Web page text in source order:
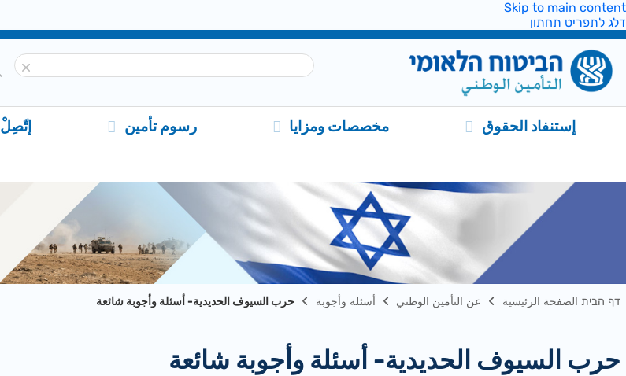
Skip to main content
דלג לתפריט תחתון
إستنفاد الحقوق مخصصات ومزايا رسوم تأمين إتّصِلْ
דף הבית الصفحة الرئيسية عن التأمين الوطني أسئلة وأجوبة حرب السيوف الحديدية- أسئلة وأجوبة شائعة
حرب السيوف الحديدية- أسئلة وأجوبة شائعة